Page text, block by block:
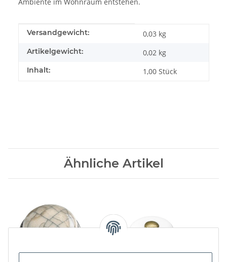
Produkteigenschaft
Wert
Versandgewicht: 0,03 kg
Artikelgewicht: 0,02 kg
Inhalt: 1,00 Stück
Ähnliche Artikel